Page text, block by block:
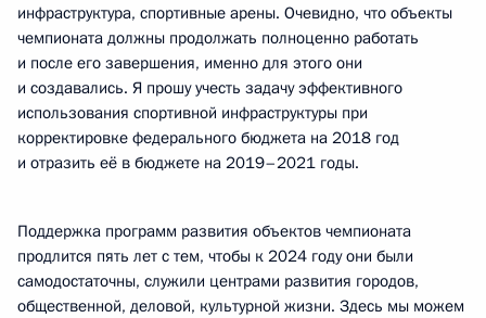
инфраструктура, спортивные арены. Очевидно, что объекты
чемпионата должны продолжать полноценно работать
и после его завершения, именно для этого они
и создавались. Я прошу учесть задачу эффективного
использования спортивной инфраструктуры при
корректировке федерального бюджета на 2018 год
и отразить её в бюджете на 2019–2021 годы.
Поддержка программ развития объектов чемпионата
продлится пять лет с тем, чтобы к 2024 году они были
самодостаточны, служили центрами развития городов,
общественной, деловой, культурной жизни. Здесь мы можем